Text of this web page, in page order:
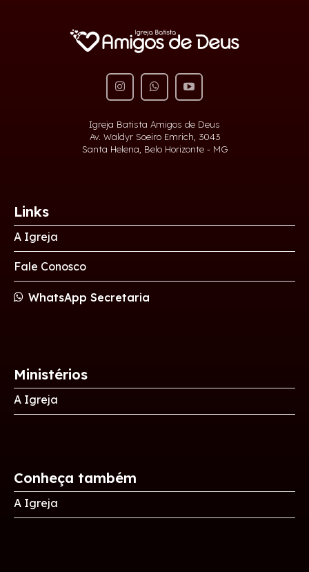
Igreja Batista Amigos de Deus
Av. Waldyr Soeiro Emrich, 3043
Santa Helena, Belo Horizonte - MG
Links
A Igreja
Fale Conosco
WhatsApp Secretaria
Ministérios
A Igreja
Conheça também
A Igreja